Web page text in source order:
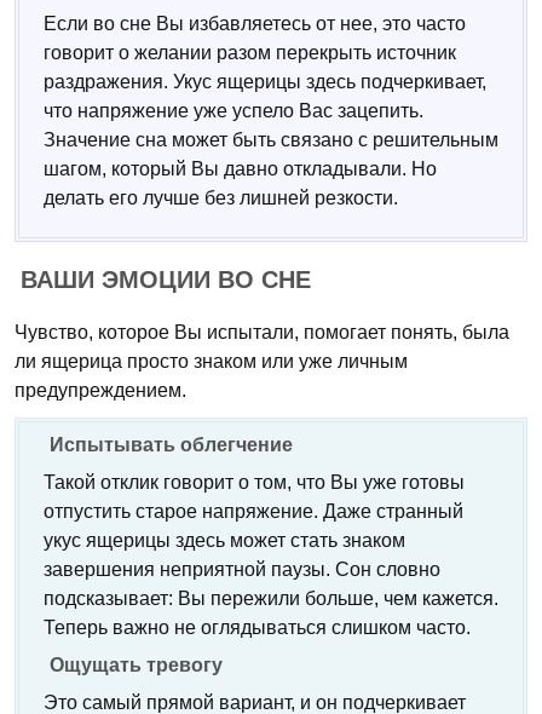
Если во сне Вы избавляетесь от нее, это часто
говорит о желании разом перекрыть источник
раздражения. Укус ящерицы здесь подчеркивает,
что напряжение уже успело Вас зацепить.
Значение сна может быть связано с решительным
шагом, который Вы давно откладывали. Но
делать его лучше без лишней резкости.
ВАШИ ЭМОЦИИ ВО СНЕ
Чувство, которое Вы испытали, помогает понять, была
ли ящерица просто знаком или уже личным
предупреждением.
Испытывать облегчение
Такой отклик говорит о том, что Вы уже готовы
отпустить старое напряжение. Даже странный
укус ящерицы здесь может стать знаком
завершения неприятной паузы. Сон словно
подсказывает: Вы пережили больше, чем кажется.
Теперь важно не оглядываться слишком часто.
Ощущать тревогу
Это самый прямой вариант, и он подчеркивает